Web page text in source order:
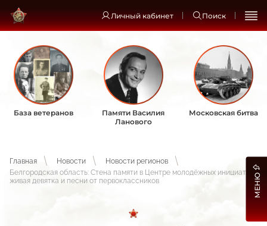
Личный кабинет Поиск
База ветеранов
Памяти Василия
Ланового
Московская битва
Главная Новости
Новости регионов
Белгородская область: Стена памяти в Центре молодёжных инициатив,
живая девятка и песни от первоклассников
МЕНЮ